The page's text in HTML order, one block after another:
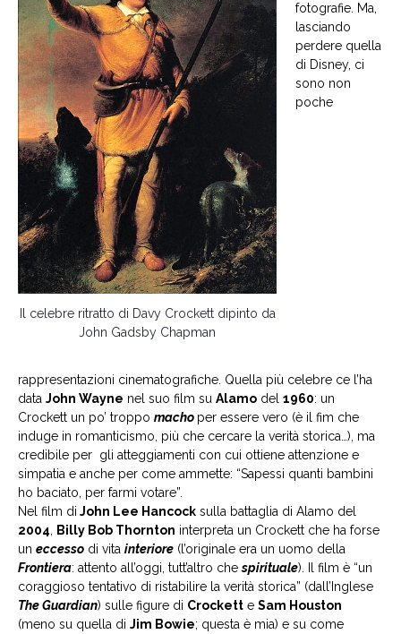
Il celebre ritratto di Davy Crockett dipinto da
John Gadsby Chapman
fotografie. Ma,
lasciando
perdere quella
di Disney, ci
sono non
poche
rappresentazioni cinematografiche. Quella più celebre ce l’ha
data John Wayne nel suo film su Alamo del 1960: un
Crockett un po’ troppo macho per essere vero (è il fim che
induge in romanticismo, più che cercare la verità storica…), ma
credibile per gli atteggiamenti con cui ottiene attenzione e
simpatia e anche per come ammette: “Sapessi quanti bambini
ho baciato, per farmi votare”.
Nel film di John Lee Hancock sulla battaglia di Alamo del
2004
Billy Bob Thornton interpreta un Crockett che ha forse
un eccesso di vita interiore (l’originale era un uomo della
Frontiera: attento all’oggi, tutt’altro chespirituale). Il film è “un
coraggioso tentativo di ristabilire la verità storica” (dall’Inglese
The Guardian) sulle figure di Crockett e Sam Houston
(meno su quella di Jim Bowie; questa è mia) e su come